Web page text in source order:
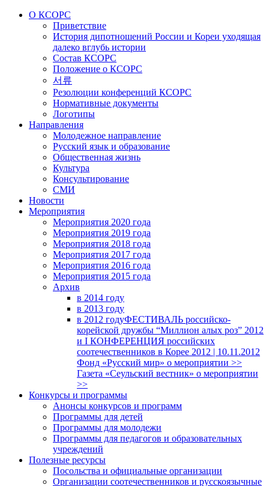
О КСОРС
Приветствие
История дипотношений России и Кореи уходящая
далеко вглубь истории
Состав КСОРС
Положение о КСОРС
서류
Резолюции конференций КСОРС
Нормативные документы
Логотипы
Направления
Молодежное направление
Русский язык и образование
Общественная жизнь
Культура
Консультирование
СМИ
Новости
Мероприятия
Мероприятия 2020 года
Мероприятия 2019 года
Мероприятия 2018 годa
Мероприятия 2017 года
Мероприятия 2016 года
Мероприятия 2015 года
Архив
в 2014 году
в 2013 году
в 2012 годуФЕСТИВАЛЬ российско-
корейской дружбы “Миллион алых роз” 2012
и I КОНФЕРЕНЦИЯ российских
соотечественников в Корее 2012 | 10.11.2012
Фонд «Русский мир» о мероприятии >>
Газета «Сеульский вестник» о мероприятии
>>
Конкурсы и программы
Анонсы конкурсов и программ
Программы для детей
Программы для молодежи
Программы для педагогов и образовательных
учреждений
Полезные ресурсы
Посольства и официальные организации
Организации соотечественников и русскоязычные